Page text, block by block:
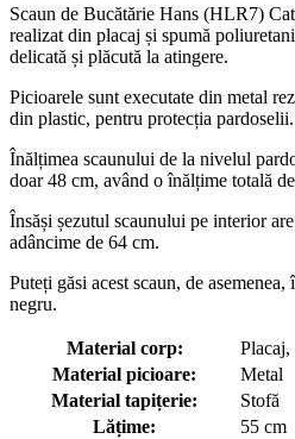
Scaun de Bucătărie Hans (HLR7)
realizat din placaj și spumă
delicată și plăcută la atingere.
Picioarele sunt executate din metal
din plastic, pentru protecția pardoselii.
Înălțimea scaunului de la nivelul
doar 48 cm, având o înălțime totală
Însăși șezutul scaunului pe interior
adâncime de 64 cm.
Puteți găsi acest scaun, de
negru.
Material corp:
Placaj,
Material picioare:
Metal
Material tapițerie:
Stofă
Lățime:
55 cm